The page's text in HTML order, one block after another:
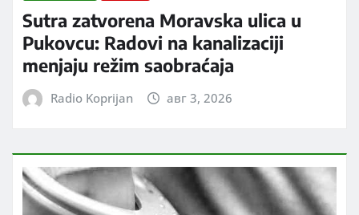
Sutra zatvorena Moravska ulica u
Pukovcu: Radovi na kanalizaciji
menjaju režim saobraćaja
Radio Koprijan авг 3, 2026